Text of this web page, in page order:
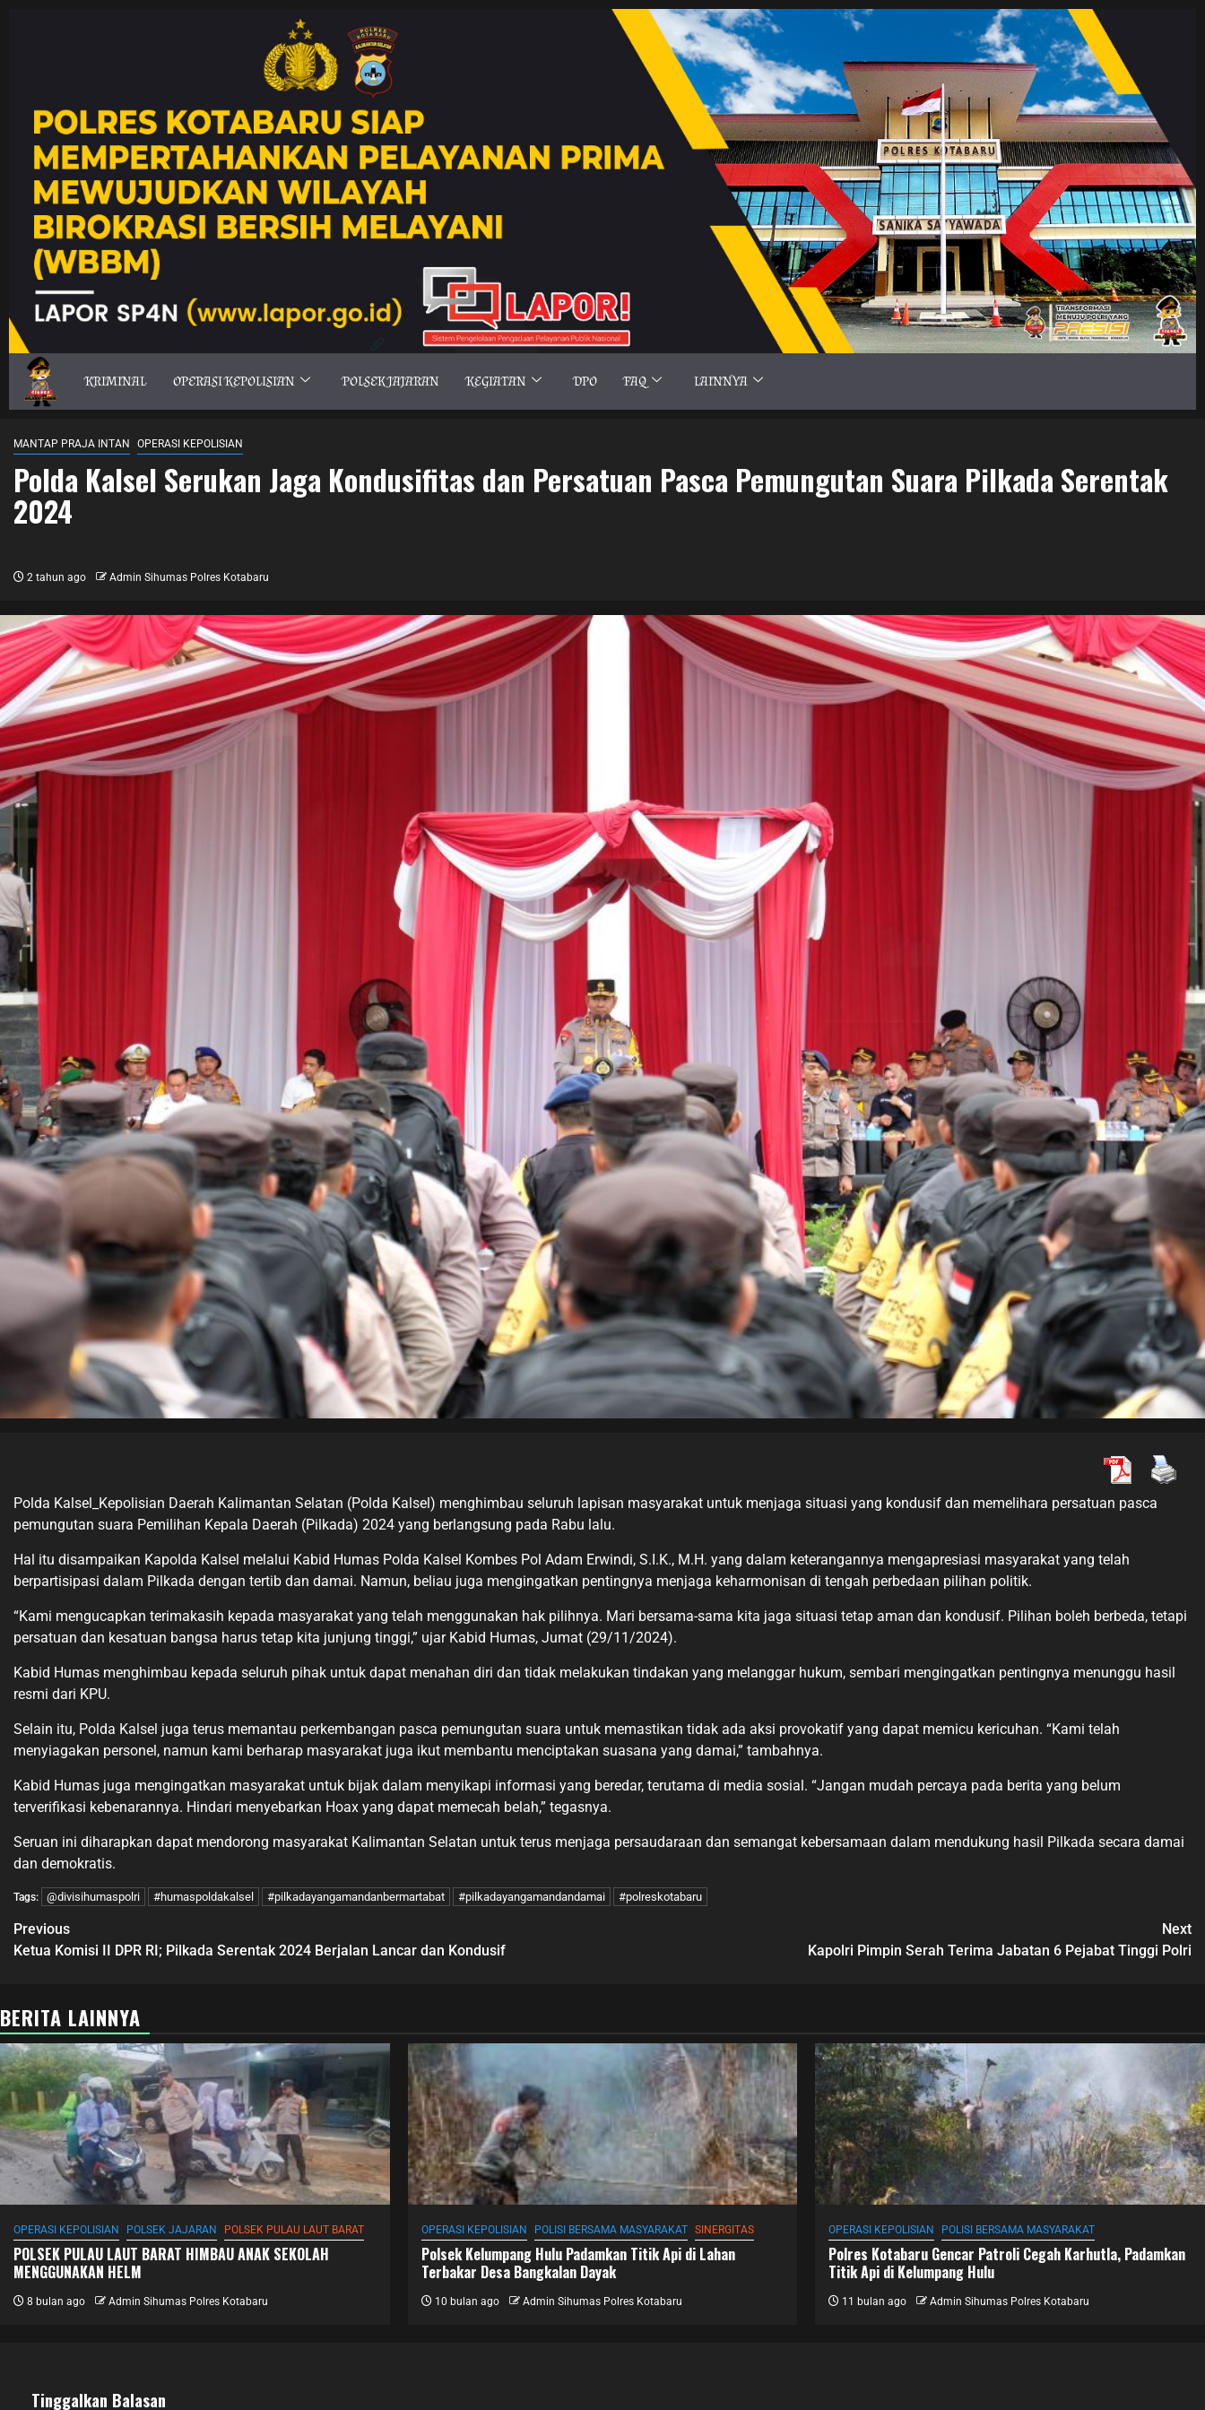
KRIMINAL OPERASI KEPOLISIAN POLSEK JAJARAN KEGIATAN DPO FAQ LAINNYA
MANTAP PRAJA INTAN OPERASI KEPOLISIAN
Polda Kalsel Serukan Jaga Kondusifitas dan Persatuan Pasca Pemungutan Suara Pilkada Serentak
2024
2 tahun ago Admin Sihumas Polres Kotabaru
Polda Kalsel_Kepolisian Daerah Kalimantan Selatan (Polda Kalsel) menghimbau seluruh lapisan masyarakat untuk menjaga situasi yang kondusif dan memelihara persatuan pasca
pemungutan suara Pemilihan Kepala Daerah (Pilkada) 2024 yang berlangsung pada Rabu lalu.
Hal itu disampaikan Kapolda Kalsel melalui Kabid Humas Polda Kalsel Kombes Pol Adam Erwindi, S.I.K., M.H. yang dalam keterangannya mengapresiasi masyarakat yang telah
berpartisipasi dalam Pilkada dengan tertib dan damai. Namun, beliau juga mengingatkan pentingnya menjaga keharmonisan di tengah perbedaan pilihan politik.
“Kami mengucapkan terimakasih kepada masyarakat yang telah menggunakan hak pilihnya. Mari bersama-sama kita jaga situasi tetap aman dan kondusif. Pilihan boleh berbeda, tetapi
persatuan dan kesatuan bangsa harus tetap kita junjung tinggi,” ujar Kabid Humas, Jumat (29/11/2024).
Kabid Humas menghimbau kepada seluruh pihak untuk dapat menahan diri dan tidak melakukan tindakan yang melanggar hukum, sembari mengingatkan pentingnya menunggu hasil
resmi dari KPU.
Selain itu, Polda Kalsel juga terus memantau perkembangan pasca pemungutan suara untuk memastikan tidak ada aksi provokatif yang dapat memicu kericuhan. “Kami telah
menyiagakan personel, namun kami berharap masyarakat juga ikut membantu menciptakan suasana yang damai,” tambahnya.
Kabid Humas juga mengingatkan masyarakat untuk bijak dalam menyikapi informasi yang beredar, terutama di media sosial. “Jangan mudah percaya pada berita yang belum
terverifikasi kebenarannya. Hindari menyebarkan Hoax yang dapat memecah belah,” tegasnya.
Seruan ini diharapkan dapat mendorong masyarakat Kalimantan Selatan untuk terus menjaga persaudaraan dan semangat kebersamaan dalam mendukung hasil Pilkada secara damai
dan demokratis.
Tags: @divisihumaspolri #humaspoldakalsel #pilkadayangamandanbermartabat #pilkadayangamandandamai #polreskotabaru
Previous
Ketua Komisi II DPR RI; Pilkada Serentak 2024 Berjalan Lancar dan Kondusif
Next
Kapolri Pimpin Serah Terima Jabatan 6 Pejabat Tinggi Polri
BERITA LAINNYA
OPERASI KEPOLISIAN POLSEK JAJARAN POLSEK PULAU LAUT BARAT
POLSEK PULAU LAUT BARAT HIMBAU ANAK SEKOLAH
MENGGUNAKAN HELM
8 bulan ago Admin Sihumas Polres Kotabaru
OPERASI KEPOLISIAN POLISI BERSAMA MASYARAKAT SINERGITAS
Polsek Kelumpang Hulu Padamkan Titik Api di Lahan
Terbakar Desa Bangkalan Dayak
10 bulan ago Admin Sihumas Polres Kotabaru
OPERASI KEPOLISIAN POLISI BERSAMA MASYARAKAT
Polres Kotabaru Gencar Patroli Cegah Karhutla, Padamkan
Titik Api di Kelumpang Hulu
11 bulan ago Admin Sihumas Polres Kotabaru
Tinggalkan Balasan